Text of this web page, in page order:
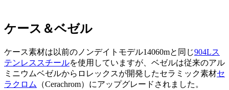
ケース＆ベゼル
ケース素材は以前のノンデイトモデル14060mと同じ904Lス
テンレススチールを使用していますが、ベゼルは従来のアル
ミニウムベゼルからロレックスが開発したセラミック素材セ
ラクロム
（Cerachrom）にアップグレードされました。